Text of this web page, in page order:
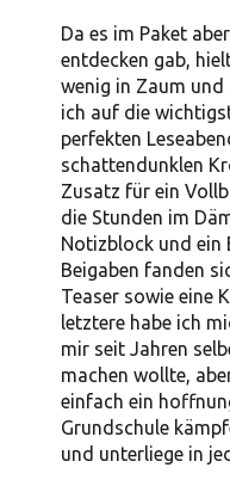
Da es im Paket
entdecken gab,
wenig in Zaum
ich auf die
perfekten
schattendunklen
Zusatz für ein
die Stunden im
Notizblock und ein
Beigaben fanden
Teaser sowie eine
letztere habe ich
mir seit Jahren
machen wollte,
einfach ein
Grundschule
und unterliege in